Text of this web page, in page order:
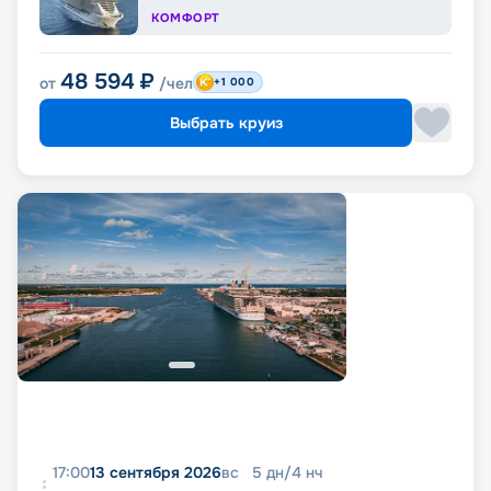
КОМФОРТ
от 48 594 ₽ /чел +1 000
Выбрать круиз
17:0013 сентября 2026вс 5 дн/4 нч